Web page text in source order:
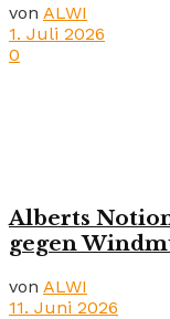
von ALWI
1. Juli 2026
0
Alberts
gegen
von ALWI
11. Juni 2026